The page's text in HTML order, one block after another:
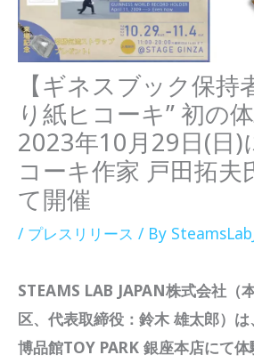
【ギネスブック保持
り紙ヒコーキ” 初の
2023年10月29日(日)
コーキ作家 戸田拓夫
て開催
/ プレスリリース / By
STEAMS LAB JAPAN株式会社（
区、代表取締役：鈴木 雄太郎）
博品館TOY PARK 銀座本店にて